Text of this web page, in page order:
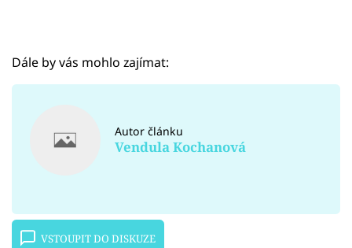
Dále by vás mohlo zajímat:
Autor článku
Vendula Kochanová
VSTOUPIT DO DISKUZE